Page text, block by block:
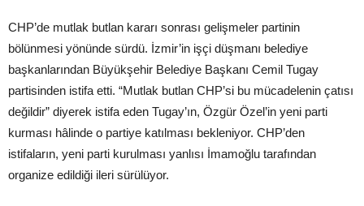
CHP’de mutlak butlan kararı sonrası gelişmeler partinin
bölünmesi yönünde sürdü. İzmir’in işçi düşmanı belediye
başkanlarından Büyükşehir Belediye Başkanı Cemil Tugay
partisinden istifa etti. “Mutlak butlan CHP’si bu mücadelenin çatısı
değildir” diyerek istifa eden Tugay’ın, Özgür Özel’in yeni parti
kurması hâlinde o partiye katılması bekleniyor. CHP’den
istifaların, yeni parti kurulması yanlısı İmamoğlu tarafından
organize edildiği ileri sürülüyor.